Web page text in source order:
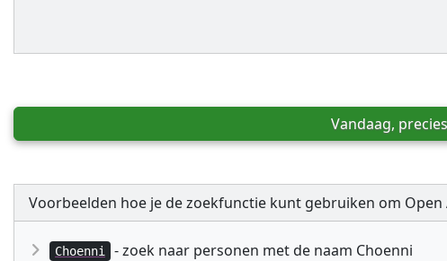
Vandaag,
Voorbeelden hoe je de zoekfunctie kunt gebruiken om
Choenni - zoek naar personen met de naam Choenni